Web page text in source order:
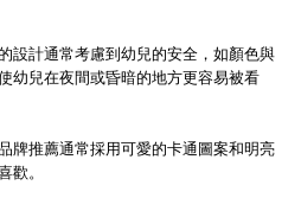
設計通常考慮到幼兒的安全，如顏色與
幼兒在夜間或昏暗的地方更容易被看
牌推薦通常採用可愛的卡通圖案和明亮
歡。